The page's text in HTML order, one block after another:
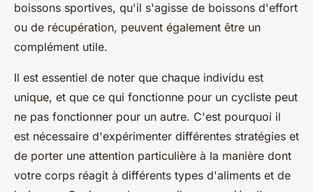
boissons sportives, qu'il s'agisse de boissons d'effort
ou de récupération, peuvent également être un
complément utile.
Il est essentiel de noter que chaque individu est
unique, et que ce qui fonctionne pour un cycliste peut
ne pas fonctionner pour un autre. C'est pourquoi il
est nécessaire d'expérimenter différentes stratégies et
de porter une attention particulière à la manière dont
votre corps réagit à différents types d'aliments et de